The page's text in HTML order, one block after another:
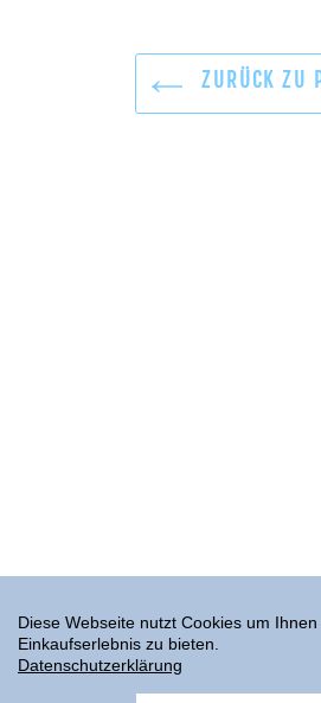
ZURÜCK ZU
Diese Webseite nutzt Cookies um
Einkaufserlebnis zu bieten.
Datenschutzerklärung